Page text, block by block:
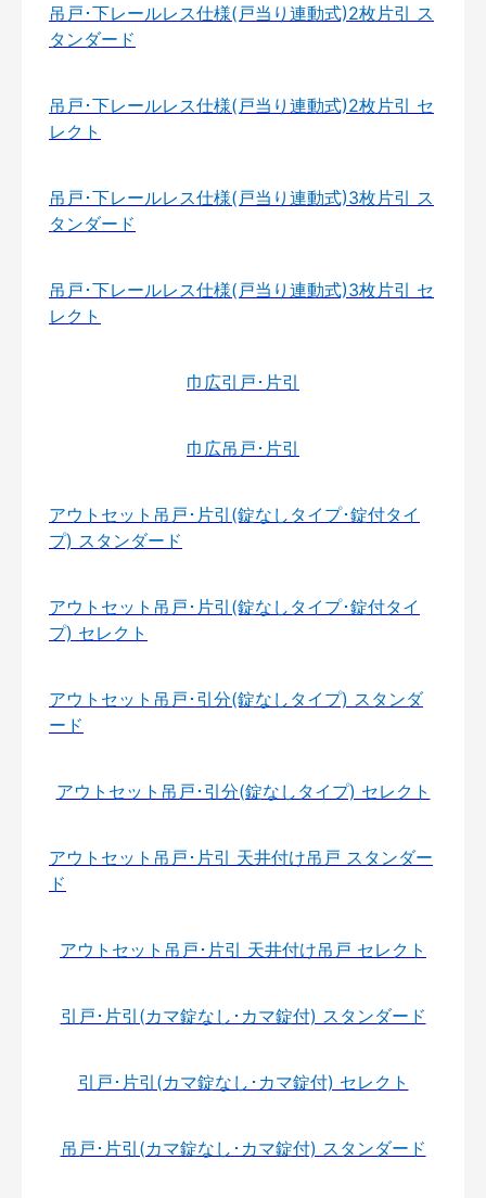
吊戸･下レールレス仕様(戸当り連動式)2枚片引 ス
タンダード
吊戸･下レールレス仕様(戸当り連動式)2枚片引 セ
レクト
吊戸･下レールレス仕様(戸当り連動式)3枚片引 ス
タンダード
吊戸･下レールレス仕様(戸当り連動式)3枚片引 セ
レクト
巾広引戸･片引
巾広吊戸･片引
アウトセット吊戸･片引(錠なしタイプ･錠付タイ
プ) スタンダード
アウトセット吊戸･片引(錠なしタイプ･錠付タイ
プ) セレクト
アウトセット吊戸･引分(錠なしタイプ) スタンダ
ード
アウトセット吊戸･引分(錠なしタイプ) セレクト
アウトセット吊戸･片引 天井付け吊戸 スタンダー
ド
アウトセット吊戸･片引 天井付け吊戸 セレクト
引戸･片引(カマ錠なし･カマ錠付) スタンダード
引戸･片引(カマ錠なし･カマ錠付) セレクト
吊戸･片引(カマ錠なし･カマ錠付) スタンダード